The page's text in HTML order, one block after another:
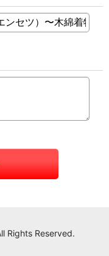
Rights Reserved.